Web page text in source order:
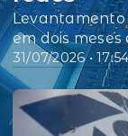
31/07/2026 • 17:54
Levantamento
em dois meses